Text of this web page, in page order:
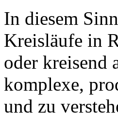
In diesem
Kreisläufe in
oder kreisend
komplexe,
und zu